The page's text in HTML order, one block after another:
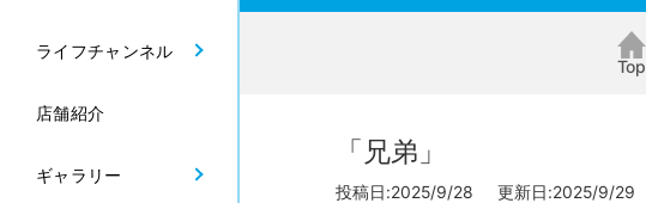
ライフチャンネル
店舗紹介
ギャラリー
Top
「兄弟」
投稿日:2025/9/28 更新日:2025/9/29